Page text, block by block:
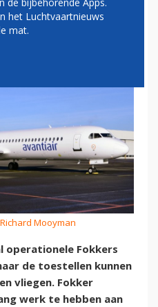
MAAKT
Richard Mooyman
operationele Fokkers
de toestellen kunnen
vliegen. Fokker
werk te hebben aan
het Luchtvaartnieuws
mat.